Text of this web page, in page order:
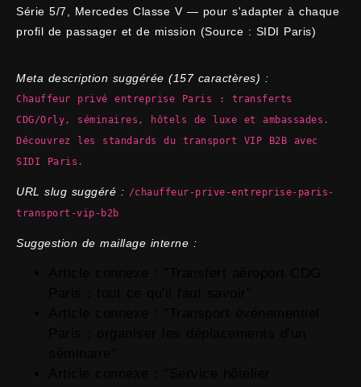
Série 5/7, Mercedes Classe V — pour s'adapter à chaque
profil de passager et de mission (Source : SIDI Paris)
Meta description suggérée (157 caractères) :
Chauffeur privé entreprise Paris : transferts
CDG/Orly, séminaires, hôtels de luxe et ambassades.
Découvrez les standards du transport VIP B2B avec
SIDI Paris.
URL slug suggéré : /chauffeur-prive-entreprise-paris-
transport-vip-b2b
Suggestion de maillage interne :